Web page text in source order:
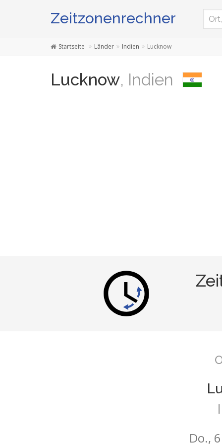
Zeitzonenrechner
Startseite Länder Indien Lucknow
Lucknow, Indien
Do.,